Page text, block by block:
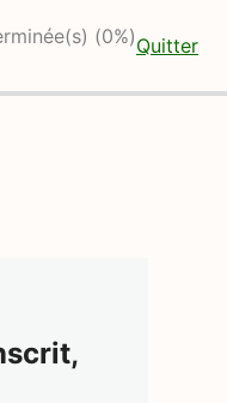
(0%)Quitter